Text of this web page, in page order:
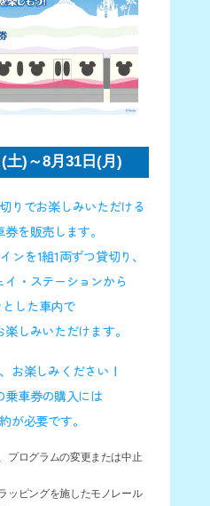
土)～8月31日(月)
りでお楽しみいただける
を販売します。
ンを1組1両ずつ貸切り､
イ・ステーションから
した車内で
しみいただけます。
お楽しみください！
乗車券の購入には
が必要です。
プログラムの変更または中止
ッピングを施したモノレール